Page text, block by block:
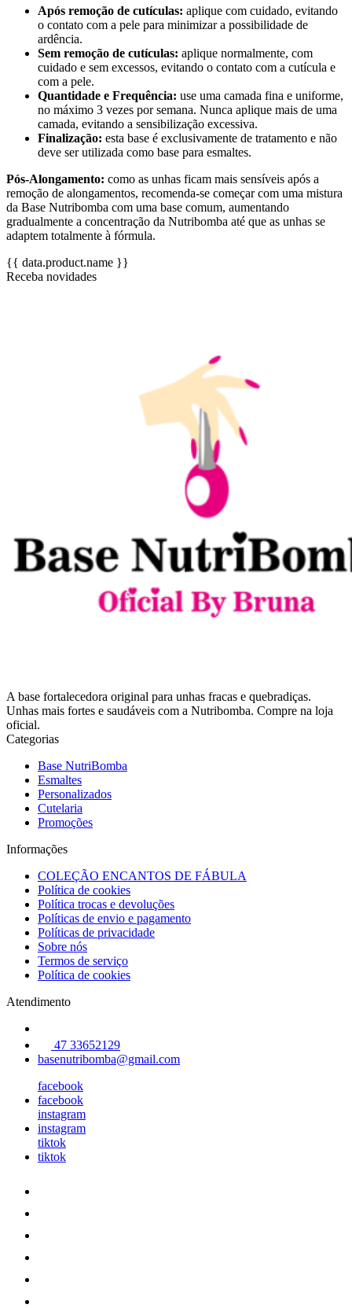
Após remoção de cutículas: aplique com cuidado, evitando
o contato com a pele para minimizar a possibilidade de
ardência.
Sem remoção de cutículas: aplique normalmente, com
cuidado e sem excessos, evitando o contato com a cutícula e
com a pele.
Quantidade e Frequência: use uma camada fina e uniforme,
no máximo 3 vezes por semana. Nunca aplique mais de uma
camada, evitando a sensibilização excessiva.
Finalização: esta base é exclusivamente de tratamento e não
deve ser utilizada como base para esmaltes.
Pós-Alongamento: como as unhas ficam mais sensíveis após a
remoção de alongamentos, recomenda-se começar com uma mistura
da Base Nutribomba com uma base comum, aumentando
gradualmente a concentração da Nutribomba até que as unhas se
adaptem totalmente à fórmula.
{{ data.product.name }}
Receba novidades
A base fortalecedora original para unhas fracas e quebradiças.
Unhas mais fortes e saudáveis com a Nutribomba. Compre na loja
oficial.
Categorias
Base NutriBomba
Esmaltes
Personalizados
Cutelaria
Promoções
Informações
COLEÇÃO ENCANTOS DE FÁBULA
Política de cookies
Política trocas e devoluções
Políticas de envio e pagamento
Políticas de privacidade
Sobre nós
Termos de serviço
Política de cookies
Atendimento
47 33652129
basenutribomba@gmail.com
facebook
facebook
instagram
instagram
tiktok
tiktok